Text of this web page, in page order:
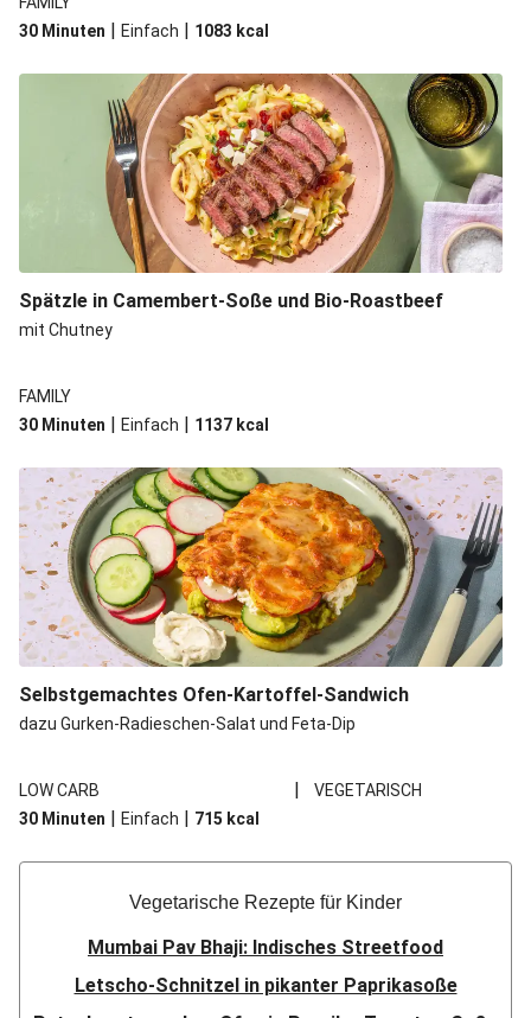
30 Minuten | Einfach | 1083 kcal
Spätzle in Camembert-Soße und Bio-Roastbeef
mit Chutney
FAMILY
30 Minuten | Einfach | 1137 kcal
Selbstgemachtes Ofen-Kartoffel-Sandwich
dazu Gurken-Radieschen-Salat und Feta-Dip
LOW CARB |
VEGETARISCH
30 Minuten | Einfach | 715 kcal
Vegetarische Rezepte für Kinder
Mumbai Pav Bhaji: Indisches Streetfood
Letscho-Schnitzel in pikanter Paprikasoße